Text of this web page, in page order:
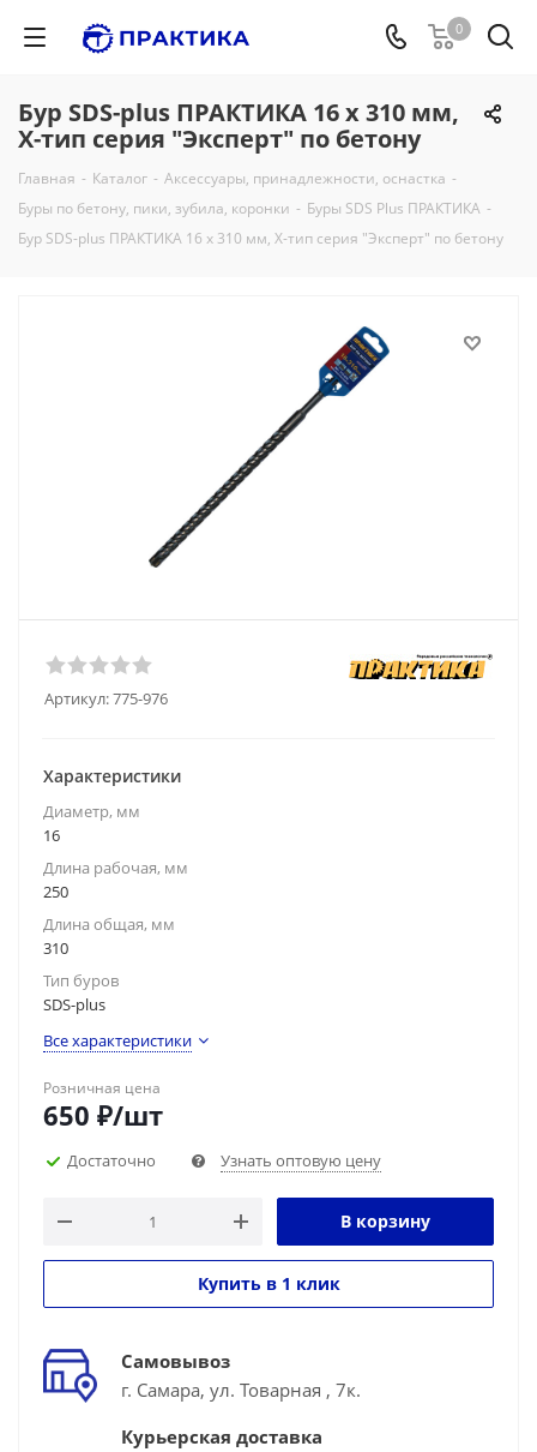
0
Бур SDS-plus ПРАКТИКА 16 х 310 мм,
Х-тип серия "Эксперт" по бетону
Главная - Каталог - Аксессуары, принадлежности, оснастка -
Буры по бетону, пики, зубила, коронки - Буры SDS Plus ПРАКТИКА -
Бур SDS-plus ПРАКТИКА 16 х 310 мм, Х-тип серия "Эксперт" по бетону
Артикул:775-976
Характеристики
Диаметр, мм
16
Длина рабочая, мм
250
Длина общая, мм
310
Тип буров
SDS-plus
Все характеристики
Розничная цена
650 ₽/шт
Достаточно Узнать оптовую цену
В корзину
Купить в 1 клик
Самовывоз
г. Самара, ул. Товарная , 7к.
Курьерская доставка